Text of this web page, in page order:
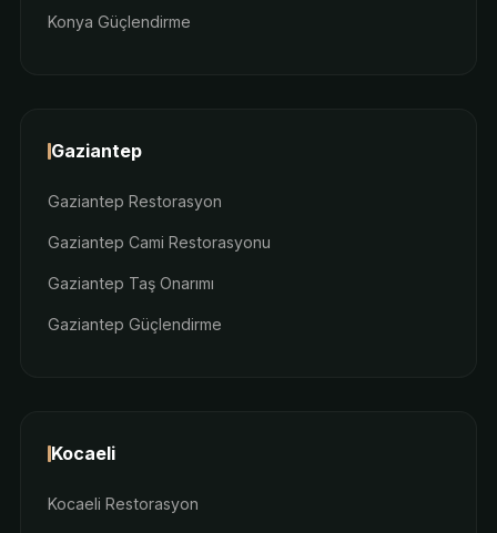
Konya Güçlendirme
Gaziantep
Gaziantep Restorasyon
Gaziantep Cami Restorasyonu
Gaziantep Taş Onarımı
Gaziantep Güçlendirme
Kocaeli
Kocaeli Restorasyon